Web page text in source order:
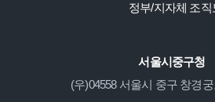
정부/지자체 조직
서울시중구청
(우)04558 서울시 중구 창경